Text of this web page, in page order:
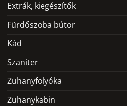
Extrák, kiegészítők
Fürdőszoba bútor
Kád
Szaniter
Zuhanyfolyóka
Zuhanykabin